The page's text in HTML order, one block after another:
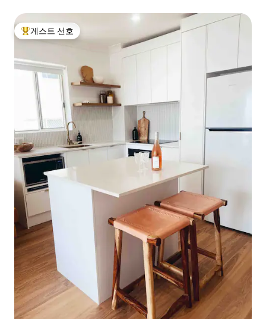
상위 게스트 선호
게스트 선호